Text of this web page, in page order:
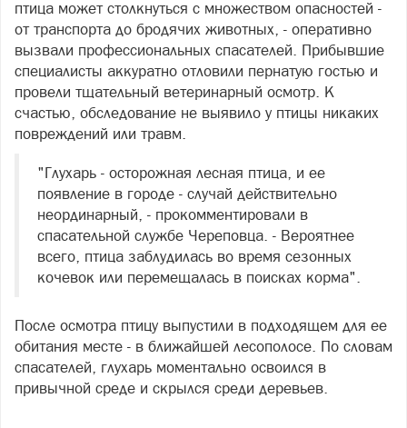
птица может столкнуться с множеством опасностей -
от транспорта до бродячих животных, - оперативно
вызвали профессиональных спасателей. Прибывшие
специалисты аккуратно отловили пернатую гостью и
провели тщательный ветеринарный осмотр. К
счастью, обследование не выявило у птицы никаких
повреждений или травм.
"Глухарь - осторожная лесная птица, и ее
появление в городе - случай действительно
неординарный, - прокомментировали в
спасательной службе Череповца. - Вероятнее
всего, птица заблудилась во время сезонных
кочевок или перемещалась в поисках корма".
После осмотра птицу выпустили в подходящем для ее
обитания месте - в ближайшей лесополосе. По словам
спасателей, глухарь моментально освоился в
привычной среде и скрылся среди деревьев.